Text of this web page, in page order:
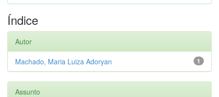
Índice
Autor
1
Machado, Maria Luiza Adoryan
Assunto